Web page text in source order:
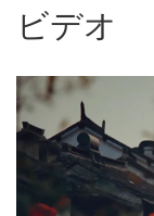
ビデオ